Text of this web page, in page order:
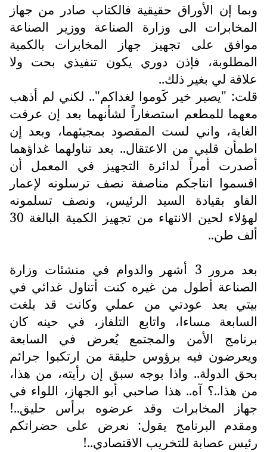
وبما إن الأوراق حقيقية فالكتاب صادر من جهاز
المخابرات الى وزارة الصناعة ووزير الصناعة
موافق على تجهيز جهاز المخابرات بالكمية
المطلوبة، فإذن دوري يكون تنفيذي بحت ولا
علاقة لي بغير ذلك..
قلت: "يصير خير كَوموا لغداكم".. لكني لم أذهب
معهما للمطعم استصغاراً لشأنهما بعد إن عرفت
الغاية، واني لست المقصود بمجيئهما، وبعد إن
اطمأن قلبي من الاعتقال.. بعد تناولهما غداؤهما
أصدرت أمراً لدائرة التجهيز في المعمل أن
اقسموا انتاجكم مناصفة نصف ترسلونه لإعمار
الفاو بقيادة السيد الرئيس، ونصف تسلمونه
لهؤلاء لحين الانتهاء من تجهيز الكمية البالغة 30
ألف طن..
بعد مرور 3 أشهر والدوام في منشئات وزارة
الصناعة أطول من غيره كنت أتناول غدائي في
بيتي بعد عودتي من عملي وكانت قد بلغت
السابعة مساءا، واتابع التلفاز، في حينه كان
برنامج الأمن والمجتمع يُعرض في السابعة
ويعرضون فيه برؤوس حليقة من ارتكبوا جرائم
بحق الدولة.. واذا بوجه سبق إن رأيته، من هذا،
من هذا..؟ آه.. هذا صاحبي أبو الجهاز، اللواء في
جهاز المخابرات وقد عرضوه برأس حليق..!
ومقدم البرنامج يقول: نعرض على حضراتكم
رئيس عصابة للتخريب الاقتصادي..!